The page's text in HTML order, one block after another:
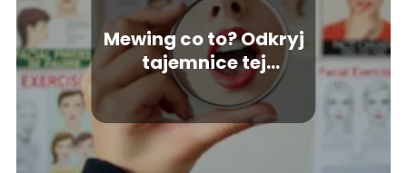
Mewing co to? Odkryj
tajemnice tej
popularnej techniki!